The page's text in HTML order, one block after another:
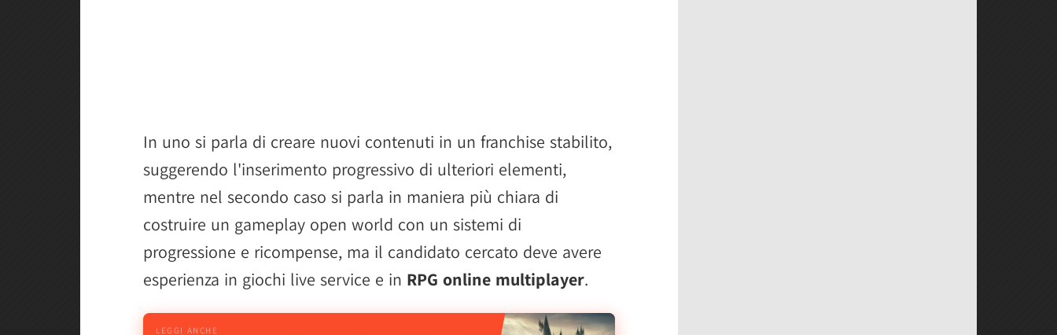
In uno si parla di creare nuovi contenuti in un franchise stabilito,
suggerendo l'inserimento progressivo di ulteriori elementi,
mentre nel secondo caso si parla in maniera più chiara di
costruire un gameplay open world con un sistemi di
progressione e ricompense, ma il candidato cercato deve avere
esperienza in giochi live service e in RPG online multiplayer.